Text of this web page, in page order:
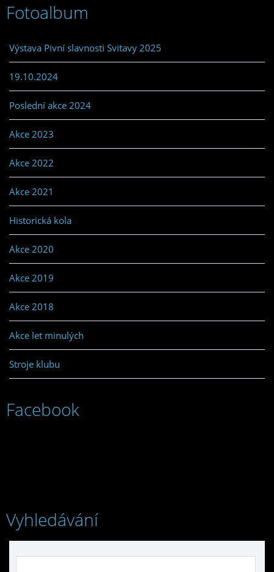
Fotoalbum
Výstava Pivní slavnosti Svitavy 2025
19.10.2024
Poslední akce 2024
Akce 2023
Akce 2022
Akce 2021
Historická kola
Akce 2020
Akce 2019
Akce 2018
Akce let minulých
Stroje klubu
Facebook
Vyhledávání